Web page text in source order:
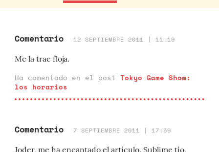
Comentario 12 SEPTIEMBRE 2011 | 11:19
Me la trae floja.
Ha comentado en el post Tokyo Game Show:
los horarios
Comentario 7 SEPTIEMBRE 2011 | 17:59
Joder, me ha encantado el artículo. Sublime tío,